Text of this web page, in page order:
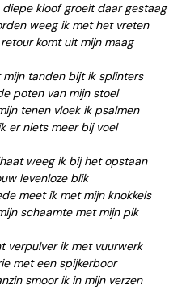
diepe kloof groeit daar gestaag
weeg ik met het vreten
komt uit mijn maag
mijn tanden bijt ik splinters
poten van mijn stoel
tenen vloek ik psalmen
er niets meer bij voel
weeg ik bij het opstaan
levenloze blik
meet ik met mijn knokkels
schaamte met mijn pik
verpulver ik met vuurwerk
met een spijkerboor
smoor ik in mijn verzen